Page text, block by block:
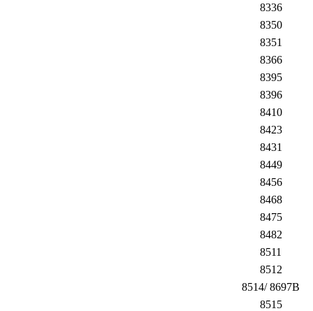
8336
8350
8351
8366
8395
8396
8410
8423
8431
8449
8456
8468
8475
8482
8511
8512
8514/ 8697B
8515